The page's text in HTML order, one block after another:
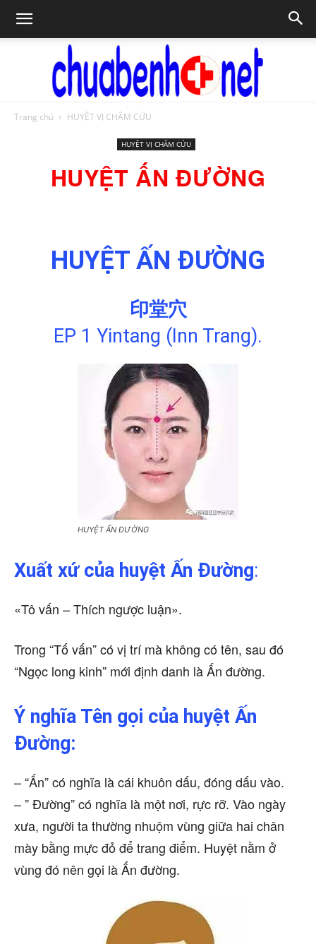
NET
Trang chủ HUYỆT VỊ CHÂM CỨU
HUYỆT VỊ CHÂM CỨU
HUYỆT ẤN ĐƯỜNG
HUYỆT ẤN ĐƯỜNG
印堂穴
EP 1 Yintang (Inn Trang).
HUYỆT ẤN ĐƯỜNG
Xuất xứ của huyệt Ấn Đường:
«Tô vấn – Thích ngược luận».
Trong “Tố vấn” có vị trí mà không có tên, sau đó
“Ngọc long kinh” mới định danh là Ấn đường.
Ý nghĩa Tên gọi của huyệt Ấn
Đường:
– “Ấn” có nghĩa là cái khuôn dấu, đóng dấu vào.
– ” Đường” có nghĩa là một nơi, rực rỡ. Vào ngày
xưa, người ta thường nhuộm vùng giữa hai chân
mày bằng mực đỏ để trang điểm. Huyệt nằm ở
vùng đó nên gọi là Ấn đường.